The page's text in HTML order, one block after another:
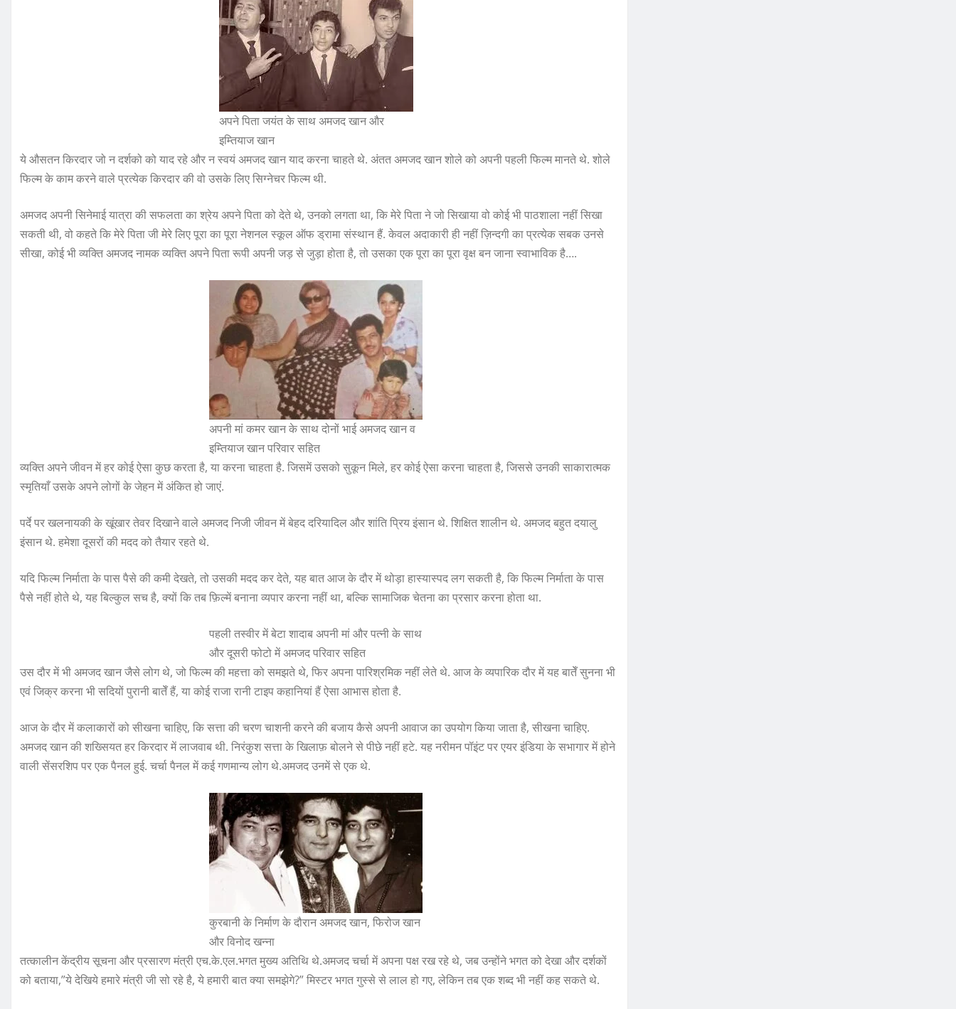
अपने पिता जयंत के साथ अमजद खान और
इम्तियाज खान
ये औसतन किरदार जो न दर्शको को याद रहे और न स्वयं अमजद खान याद करना चाहते थे. अंतत अमजद खान शोले को अपनी पहली फिल्म मानते थे. शोले
फिल्म के काम करने वाले प्रत्येक किरदार की वो उसके लिए सिग्नेचर फिल्म थी.
अमजद अपनी सिनेमाई यात्रा की सफलता का श्रेय अपने पिता को देते थे, उनको लगता था, कि मेरे पिता ने जो सिखाया वो कोई भी पाठशाला नहीं सिखा
सकती थी, वो कहते कि मेरे पिता जी मेरे लिए पूरा का पूरा नेशनल स्कूल ऑफ ड्रामा संस्थान हैं. केवल अदाकारी ही नहीं ज़िन्दगी का प्रत्येक सबक उनसे
सीखा, कोई भी व्यक्ति अमजद नामक व्यक्ति अपने पिता रूपी अपनी जड़ से जुड़ा होता है, तो उसका एक पूरा का पूरा वृक्ष बन जाना स्वाभाविक है….
अपनी मां कमर खान के साथ दोनों भाई अमजद खान व
इम्तियाज खान परिवार सहित
व्यक्ति अपने जीवन में हर कोई ऐसा कुछ करता है, या करना चाहता है. जिसमें उसको सुकून मिले, हर कोई ऐसा करना चाहता है, जिससे उनकी साकारात्मक
स्मृतियाँ उसके अपने लोगों के जेहन में अंकित हो जाएं.
पर्दे पर खलनायकी के खूंखार तेवर दिखाने वाले अमजद निजी जीवन में बेहद दरियादिल और शांति प्रिय इंसान थे. शिक्षित शालीन थे. अमजद बहुत दयालु
इंसान थे. हमेशा दूसरों की मदद को तैयार रहते थे.
यदि फिल्म निर्माता के पास पैसे की कमी देखते, तो उसकी मदद कर देते, यह बात आज के दौर में थोड़ा हास्यास्पद लग सकती है, कि फिल्म निर्माता के पास
पैसे नहीं होते थे, यह बिल्कुल सच है, क्यों कि तब फ़िल्में बनाना व्यपार करना नहीं था, बल्कि सामाजिक चेतना का प्रसार करना होता था.
पहली तस्वीर में बेटा शादाब अपनी मां और पत्नी के साथ
और दूसरी फोटो में अमजद परिवार सहित
उस दौर में भी अमजद खान जैसे लोग थे, जो फिल्म की महत्ता को समझते थे, फिर अपना पारिश्रमिक नहीं लेते थे. आज के व्यपारिक दौर में यह बातेँ सुनना भी
एवं जिक्र करना भी सदियों पुरानी बातेँ हैं, या कोई राजा रानी टाइप कहानियां हैं ऐसा आभास होता है.
आज के दौर में कलाकारों को सीखना चाहिए, कि सत्ता की चरण चाशनी करने की बजाय कैसे अपनी आवाज का उपयोग किया जाता है, सीखना चाहिए.
अमजद खान की शख्सियत हर किरदार में लाजवाब थी. निरंकुश सत्ता के खिलाफ़ बोलने से पीछे नहीं हटे. यह नरीमन पॉइंट पर एयर इंडिया के सभागार में होने
वाली सेंसरशिप पर एक पैनल हुई. चर्चा पैनल में कई गणमान्य लोग थे.अमजद उनमें से एक थे.
कुरबानी के निर्माण के दौरान अमजद खान, फिरोज खान
और विनोद खन्ना
तत्कालीन केंद्रीय सूचना और प्रसारण मंत्री एच.के.एल.भगत मुख्य अतिथि थे.अमजद चर्चा में अपना पक्ष रख रहे थे, जब उन्होंने भगत को देखा और दर्शकों
को बताया,”ये देखिये हमारे मंत्री जी सो रहे है, ये हमारी बात क्या समझेगे?” मिस्टर भगत गुस्से से लाल हो गए, लेकिन तब एक शब्द भी नहीं कह सकते थे.